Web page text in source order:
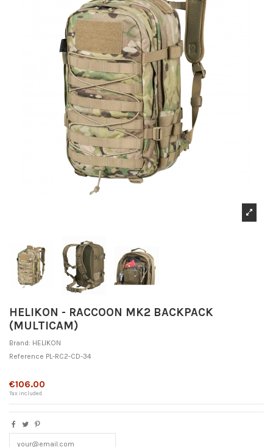
HELIKON - RACCOON MK2 BACKPACK
(MULTICAM)
Brand: HELIKON
Reference PL-RC2-CD-34
€106.00
Tax included